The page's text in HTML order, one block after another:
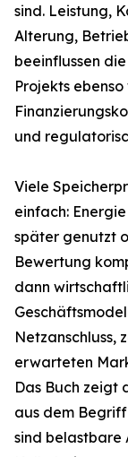
sind. Leistung,
Alterung,
beeinflussen
Projekts
und
Viele
einfach:
später genutzt
Bewertung
dann
Netzanschluss,
erwarteten
Das Buch zeigt
aus dem
sind belastbare